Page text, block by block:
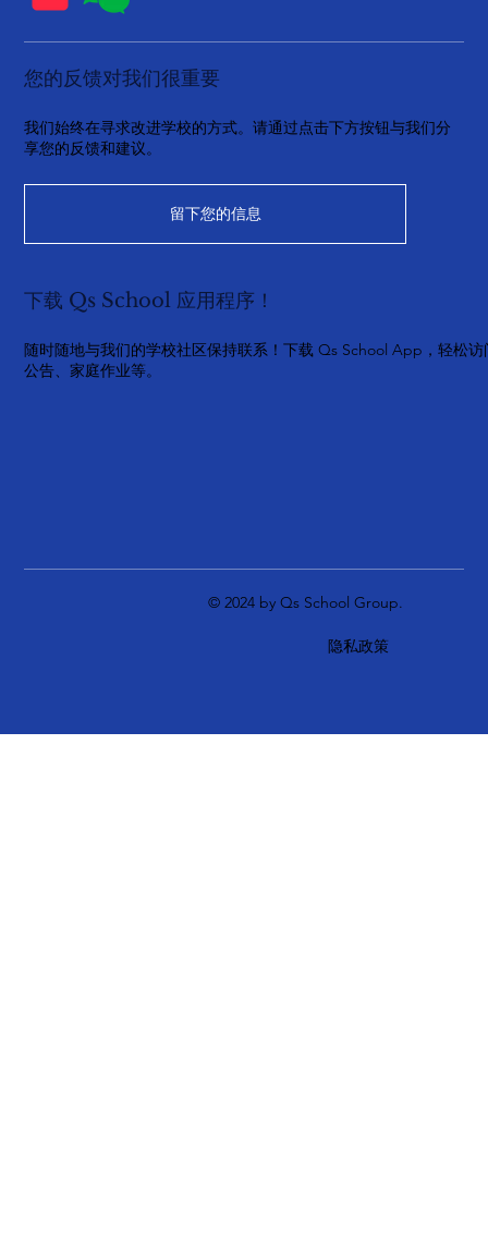
下载 Qs School 应用程序！
随时随地与我们的学校社区保持联系！下载 Qs School App，轻松访
公告、家庭作业等。
您的反馈对我们很重要
我们始终在寻求改进学校的方式。请通过点击下方按钮与我们分
享您的反馈和建议。
留下您的信息
隐私政策
© 2024 by Qs School Group.